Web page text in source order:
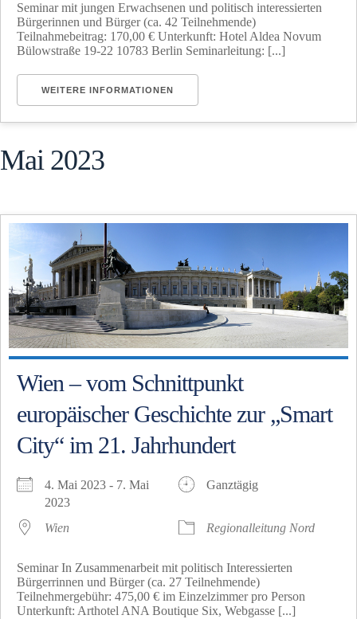
Seminar mit jungen Erwachsenen und politisch interessierten
Bürgerinnen und Bürger (ca. 42 Teilnehmende)
Teilnahmebeitrag: 170,00 € Unterkunft: Hotel Aldea Novum
Bülowstraße 19-22 10783 Berlin Seminarleitung: [...]
WEITERE INFORMATIONEN
Mai 2023
Wien – vom Schnittpunkt
europäischer Geschichte zur „Smart
City“ im 21. Jahrhundert
4. Mai 2023 - 7. Mai
2023
Ganztägig
Wien Regionalleitung Nord
Seminar In Zusammenarbeit mit politisch Interessierten
Bürgerrinnen und Bürger (ca. 27 Teilnehmende)
Teilnehmergebühr: 475,00 € im Einzelzimmer pro Person
Unterkunft: Arthotel ANA Boutique Six, Webgasse [...]